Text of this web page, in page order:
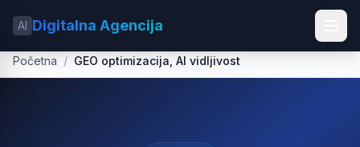
AI Digitalna Agencija
Početna / GEO optimizacija, AI vidljivost